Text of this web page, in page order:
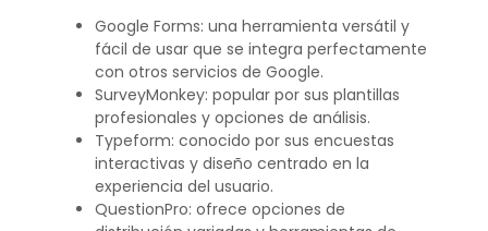
Google Forms: una herramienta versátil y
fácil de usar que se integra perfectamente
con otros servicios de Google.
SurveyMonkey: popular por sus plantillas
profesionales y opciones de análisis.
Typeform: conocido por sus encuestas
interactivas y diseño centrado en la
experiencia del usuario.
QuestionPro: ofrece opciones de